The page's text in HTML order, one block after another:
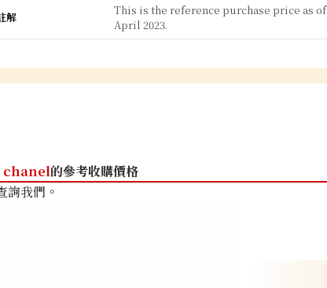
解
This is the reference purchase price as of
April 2023.
chanel的參考收購價格
詢我們。